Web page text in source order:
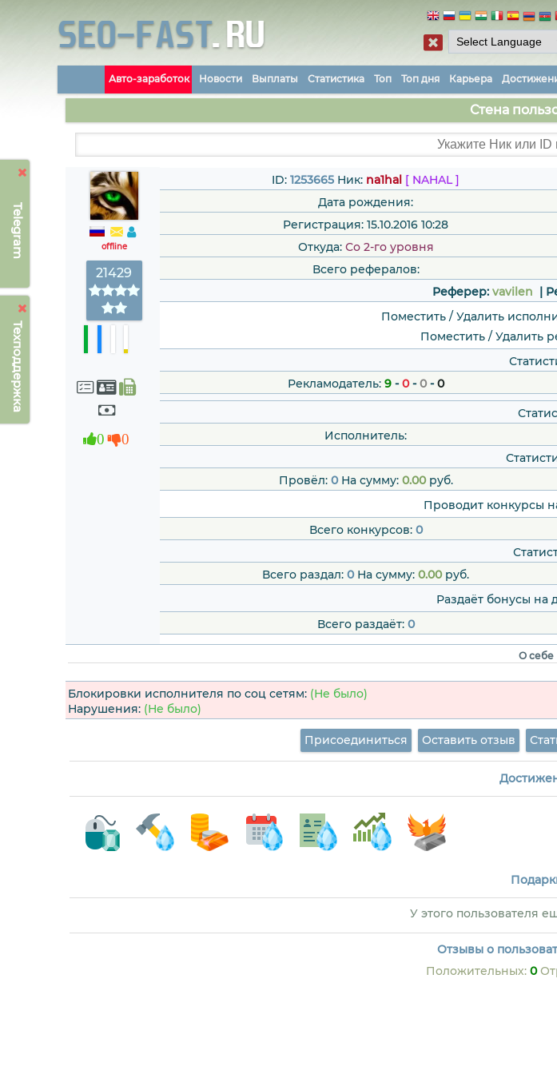
Telegram
Техподдержка
Авто-заработок Новости Выплаты Статистика Топ Топ дня Карьера
Стена
offline
21429
0 0
ID: 1253665 Ник: na1hal [ NAHAL ]
Дата рождения:
Регистрация: 15.10.2016 10:28
Откуда: Со 2-го уровня
Всего рефералов:
Реферер: vavilen |
Поместить / Удалить
Поместить / Удалить
Рекламодатель: 9-0-0-0
Исполнитель:
Провёл: 0На сумму: 0.00руб.
Проводит конкурсы
Всего конкурсов: 0
Всего раздал: 0На сумму: 0.00руб.
Раздаёт бонусы
Всего раздаёт: 0
О себе
Блокировки исполнителя по соц сетям: (Не было)
Нарушения: (Не было)
Присоединиться Оставить отзыв
У этого пользователя
Отзывы о
Положительных: 0